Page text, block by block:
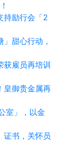
持励行会「2
甜心行动，
雇员再培训
皇御贵金属再
室」，以金
证书，关怀员